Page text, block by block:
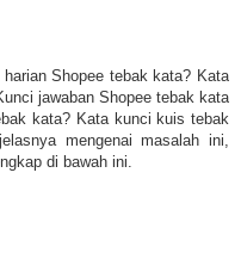
Shopee tebak kata? Kata
jawaban Shopee tebak kata
kata? Kata kunci kuis tebak
mengenai masalah ini,
di bawah ini.